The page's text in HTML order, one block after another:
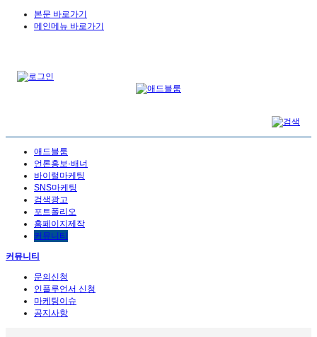
본문 바로가기
메인메뉴 바로가기
애드블룸
언론홍보·배너
바이럴마케팅
SNS마케팅
검색광고
포트폴리오
홈페이지제작
커뮤니티
커뮤니티
문의신청
인플루언서 신청
마케팅이슈
공지사항